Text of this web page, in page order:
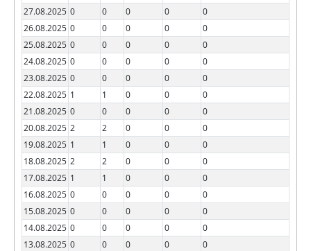
27.08.2025 0 0 0 0
0
26.08.2025 0 0 0 0
0
25.08.2025 0 0 0 0
0
24.08.2025 0 0 0 0
0
23.08.2025 0 0 0 0
0
22.08.2025 1 1 0 0
0
21.08.2025 0 0 0 0
0
20.08.2025 2 2 0 0
0
19.08.2025 1 1 0 0
0
18.08.2025 2 2 0 0
0
17.08.2025 1 1 0 0
0
16.08.2025 0 0 0 0
0
15.08.2025 0 0 0 0
0
14.08.2025 0 0 0 0
0
13.08.2025 0 0 0 0
0